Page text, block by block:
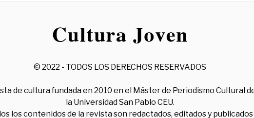
© 2022 - TODOS LOS DERECHOS RESERVADOS
de cultura fundada en 2010 en el Máster de Periodismo Cultural
la Universidad San Pablo CEU.
los contenidos de la revista son redactados, editados y publicados